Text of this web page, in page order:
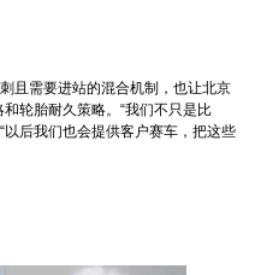
且需要进站的混合机制，也让北京
轮胎耐久策略。“我们不只是比
后我们也会提供客户赛车，把这些